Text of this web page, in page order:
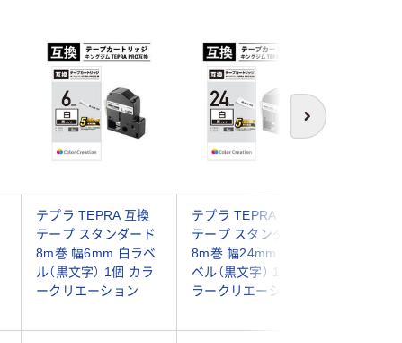
次へ
テプラ TEPRA 互換
テープ スタンダード
8m巻 幅6mm 白ラベ
ル（黒文字） 1個 カラ
ークリエーション
テプラ TEPRA 互換
テープ スタンダード
8m巻 幅24mm 白ラ
ベル（黒文字） 1個 カ
ラークリエーション